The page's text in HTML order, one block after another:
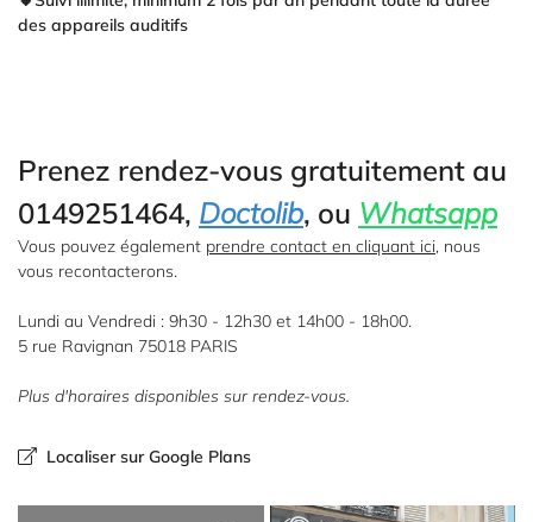
appareils
auditifs
Nos
Nos
Actualités
Une
01 85 76 05
des appareils auditifs
Prenez rendez-vous gratuitement au
0149251464, Doctolib, ou Whatsapp
Vous pouvez également prendre contact en cliquant ici, nous
vous recontacterons.
Lundi au Vendredi : 9h30 - 12h30 et 14h00 - 18h00.
5 rue Ravignan 75018 PARIS
Plus d'horaires disponibles sur rendez-vous.
Localiser sur Google Plans